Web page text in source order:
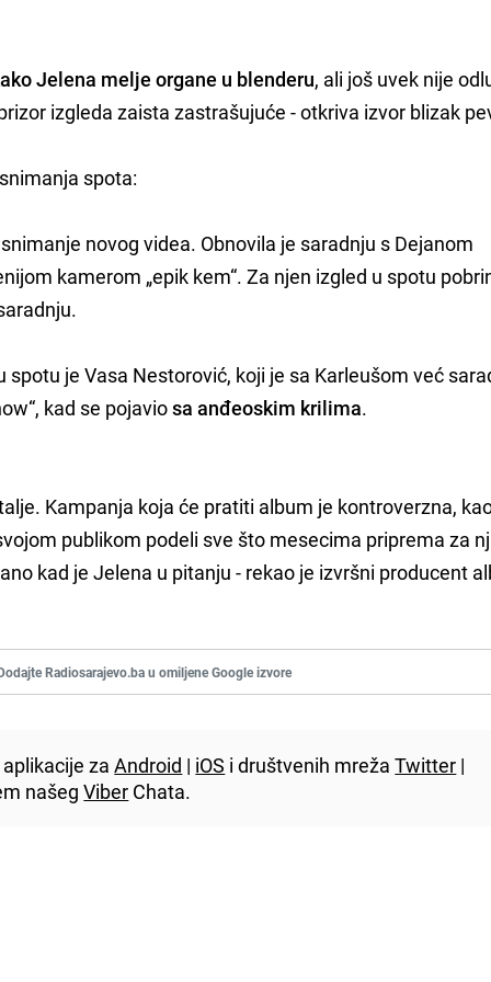
Jelena melje organe u blenderu, ali još uvek nije
izgleda zaista zastrašujuće - otkriva izvor blizak
spota:
novog videa. Obnovila je saradnju s Dejanom
kamerom „epik kem“. Za njen izgled u spotu
je Vasa Nestorović, koji je sa Karleušom već
kad se pojaviosa anđeoskim krilima.
Kampanja koja će pratiti album je kontroverzna,
publikom podeli sve što mesecima priprema za
kad je Jelena u pitanju - rekao je izvršni producent
Radiosarajevo.ba u omiljene Google izvore
zaAndroid | iOS i društvenih mrežaTwitter |
našegViber Chata.